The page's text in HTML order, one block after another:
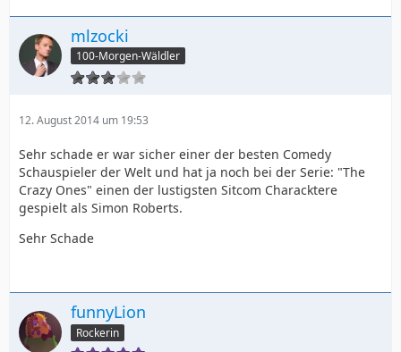
mlzocki
100-Morgen-Wäldler
12. August 2014 um 19:53
Sehr schade er war sicher einer der besten Comedy
Schauspieler der Welt und hat ja noch bei der Serie: "The
Crazy Ones" einen der lustigsten Sitcom Characktere
gespielt als Simon Roberts.
Sehr Schade
funnyLion
Rockerin